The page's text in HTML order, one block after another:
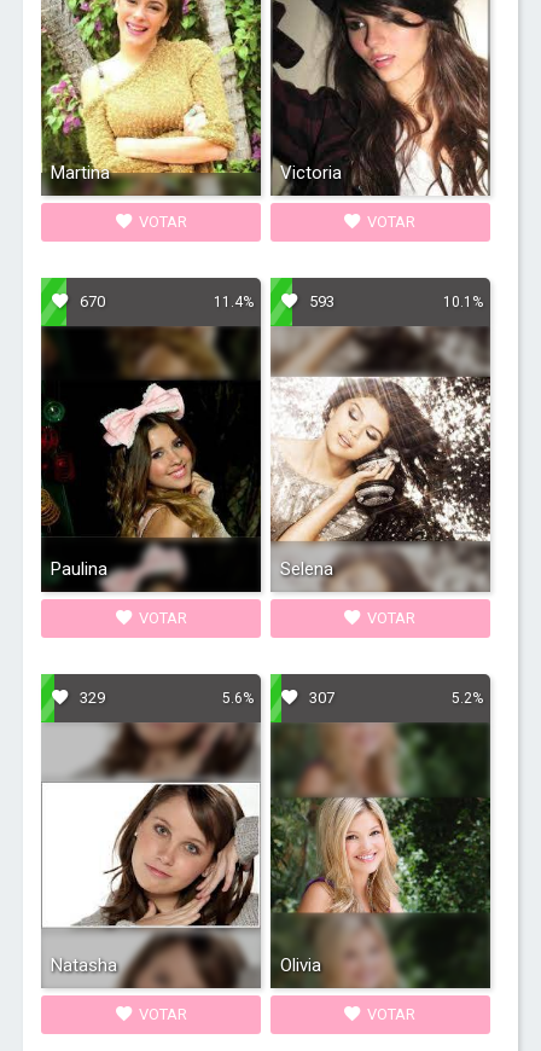
Martina
VOTAR
Victoria
VOTAR
670 11.4%
Paulina
VOTAR
593 10.1%
Selena
VOTAR
329 5.6%
Natasha
VOTAR
307 5.2%
Olivia
VOTAR